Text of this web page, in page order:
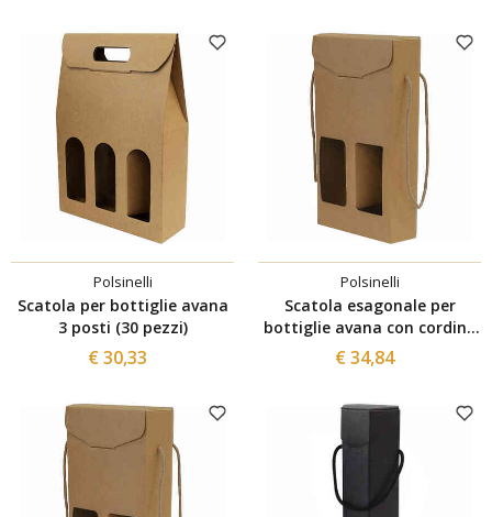
Polsinelli
Scatola per bottiglie avana
3 posti (30 pezzi)
€ 30,33
Polsinelli
Scatola esagonale per
bottiglie avana con cordino
2 posti (30 pezzi)
€ 34,84